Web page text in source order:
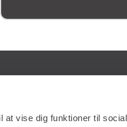
at vise dig funktioner til